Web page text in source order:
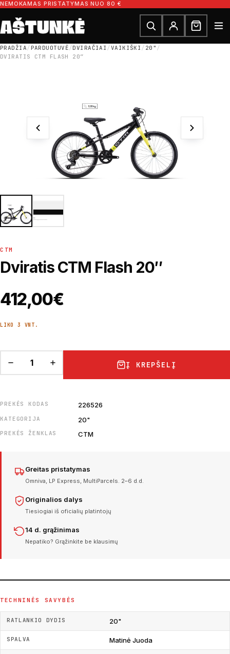
Pereiti prie turinio
NEMOKAMAS PRISTATYMAS NUO 80 €
Ieškoti dalių
Ieškoti
PRADŽIA/PARDUOTUVĖ/DVIRAČIAI /VAIKIŠKI / 20" /
DVIRATIS CTM FLASH 20″
CTM
Dviratis CTM Flash 20″
412,00€
LIKO 3 VNT.
Į KREPŠELĮ
PREKĖS KODAS 226526
KATEGORIJA 20"
PREKĖS ŽENKLAS CTM
Greitas pristatymas
Omniva, LP Express, MultiParcels. 2–6 d.d.
Originalios dalys
Tiesiogiai iš oficialių platintojų
14 d. grąžinimas
Nepatiko? Grąžinkite be klausimų
TECHNINĖS SAVYBĖS
RATLANKIO DYDIS 20"
SPALVA Matinė Juoda